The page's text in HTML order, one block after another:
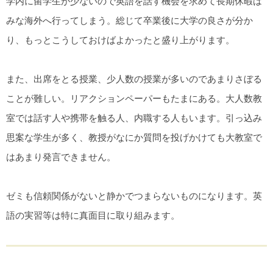
みな海外へ行ってしまう。総じて卒業後に大学の良さが分か
り、もっとこうしておけばよかったと盛り上がります。
また、出席をとる授業、少人数の授業が多いのであまりさぼる
ことが難しい。リアクションペーパーもたまにある。大人数教
室では話す人や携帯を触る人、内職する人もいます。引っ込み
思案な学生が多く、教授がなにか質問を投げかけても大教室で
はあまり発言できません。
ゼミも信頼関係がないと静かでつまらないものになります。英
語の実習等は特に真面目に取り組みます。